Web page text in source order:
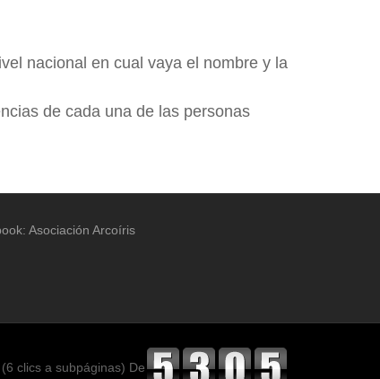
nacional en cual vaya el nombre y la
de cada una de las personas
Asociación Arcoíris
clics a subpáginas) De